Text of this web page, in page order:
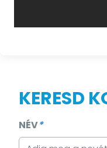
KERESD
NÉV*